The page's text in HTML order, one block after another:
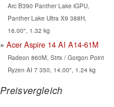
Arc B390 Panther Lake iGPU,
Panther Lake Ultra X9 388H,
16.00", 1.32 kg
Acer Aspire 14 AI A14-61M
Radeon 860M, Strix / Gorgon Point
Ryzen AI 7 350, 14.00", 1.24 kg
Preisvergleich